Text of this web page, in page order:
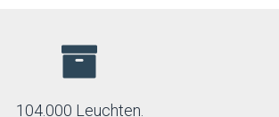
104.000 Leuchten.